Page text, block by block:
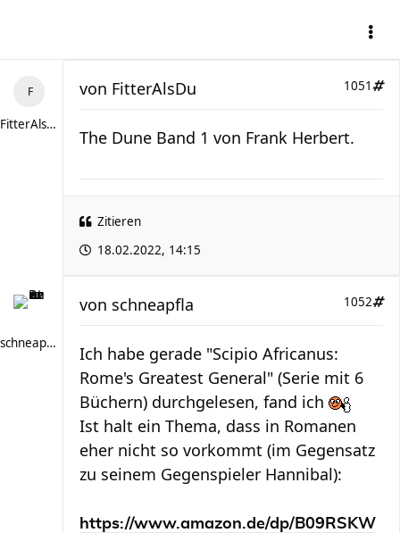
FitterAlsDu
1051
von FitterAlsDu
The Dune Band 1 von Frank Herbert.
Zitieren
18.02.2022, 14:15
schneapfla
1052
von schneapfla
Ich habe gerade "Scipio Africanus:
Rome's Greatest General" (Serie mit 6
Büchern) durchgelesen, fand ich
Ist halt ein Thema, dass in Romanen
eher nicht so vorkommt (im Gegensatz
zu seinem Gegenspieler Hannibal):
https://www.amazon.de/dp/B09RSKW